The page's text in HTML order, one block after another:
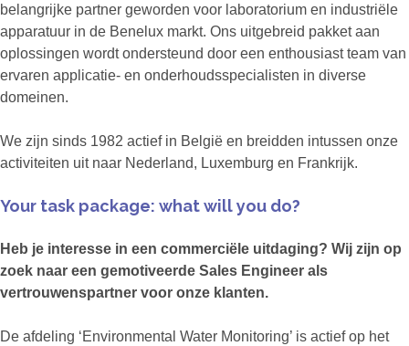
belangrijke partner geworden voor laboratorium en industriële
apparatuur in de Benelux markt. Ons uitgebreid pakket aan
oplossingen wordt ondersteund door een enthousiast team van
ervaren applicatie- en onderhoudsspecialisten in diverse
domeinen.
We zijn sinds 1982 actief in België en breidden intussen onze
activiteiten uit naar Nederland, Luxemburg en Frankrijk.
Your task package: what will you do?
Heb je interesse in een commerciële uitdaging? Wij zijn op
zoek naar een gemotiveerde Sales Engineer als
vertrouwenspartner voor onze klanten.
De afdeling ‘Environmental Water Monitoring’ is actief op het